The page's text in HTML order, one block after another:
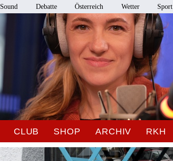
Sound Debatte Österreich Wetter Sport
CLUB SHOP ARCHIV RKH